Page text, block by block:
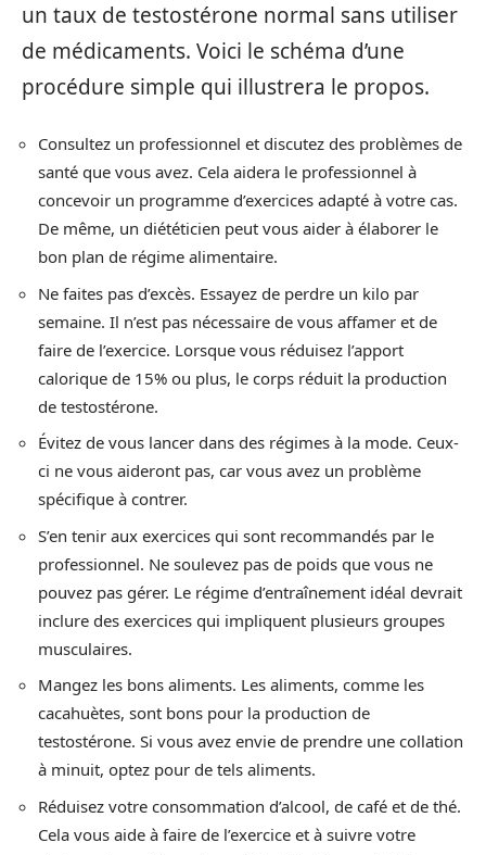
un taux de testostérone normal sans utiliser
de médicaments. Voici le schéma d’une
procédure simple qui illustrera le propos.
Consultez un professionnel et discutez des problèmes de
santé que vous avez. Cela aidera le professionnel à
concevoir un programme d’exercices adapté à votre cas.
De même, un diététicien peut vous aider à élaborer le
bon plan de régime alimentaire.
Ne faites pas d’excès. Essayez de perdre un kilo par
semaine. Il n’est pas nécessaire de vous affamer et de
faire de l’exercice. Lorsque vous réduisez l’apport
calorique de 15% ou plus, le corps réduit la production
de testostérone.
Évitez de vous lancer dans des régimes à la mode. Ceux-
ci ne vous aideront pas, car vous avez un problème
spécifique à contrer.
S’en tenir aux exercices qui sont recommandés par le
professionnel. Ne soulevez pas de poids que vous ne
pouvez pas gérer. Le régime d’entraînement idéal devrait
inclure des exercices qui impliquent plusieurs groupes
musculaires.
Mangez les bons aliments. Les aliments, comme les
cacahuètes, sont bons pour la production de
testostérone. Si vous avez envie de prendre une collation
à minuit, optez pour de tels aliments.
Réduisez votre consommation d’alcool, de café et de thé.
Cela vous aide à faire de l’exercice et à suivre votre